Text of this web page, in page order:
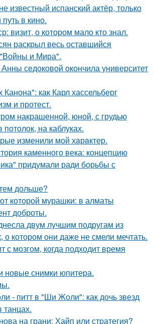
известный испанский актёр, только
в кино.
визит, о котором мало кто знал.
раскрыл весь оставшийся
"Войны и Мира".
седоковой окончила университет
как Карл хассельберг
и протест.
накрашенной, юной, с грудью
на каблуках.
изменили мой хaрaктер.
каменного века: концепцию
придумали ради борьбы с
дольше?
которой мурашки: в алматы
доброты.
двум лучшим подругам из
котором они даже не смели мечтать.
с мозгом, когда подходит время
новые снимки юпитера.
- питт в "Ши Жоли": как дочь звезд
танцах.
на грани: Хайп или стратегия?